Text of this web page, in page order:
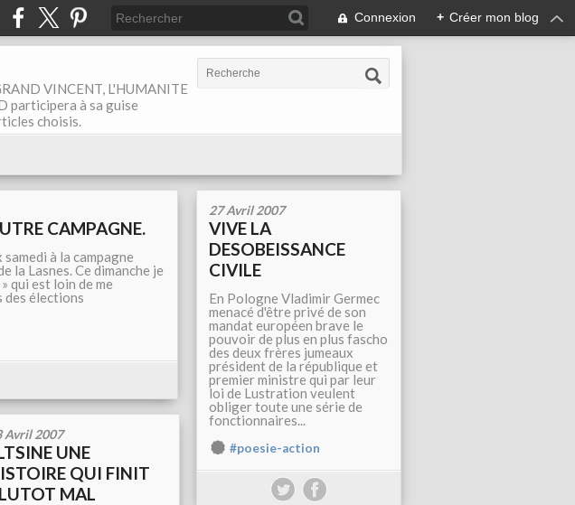
Connexion + Créer mon blog
VINCENT, L'HUMANITE
participera à sa guise
choisis.
CAMPAGNE.
à la campagne
la Lasnes. Ce dimanche je
qui est loin de me
des élections
27 Avril 2007
VIVE LA
DESOBEISSANCE
CIVILE
En Pologne Vladimir Germec
menacé d'être privé de son
mandat européen brave le
pouvoir de plus en plus fascho
des deux frères jumeaux
président de la république et
premier ministre qui par leur
loi de Lustration veulent
obliger toute une série de
fonctionnaires...
#poesie-action
Avril 2007
UNE
QUI FINIT
MAL